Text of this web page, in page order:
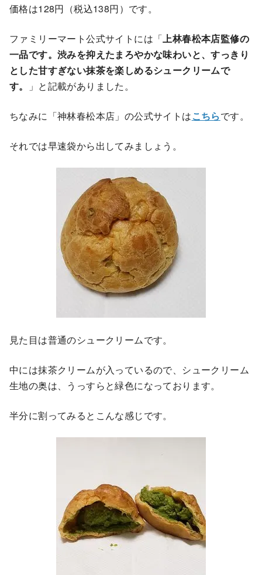
価格は128円（税込138円）です。
ファミリーマート公式サイトには「上林春松本店監修の
一品です。渋みを抑えたまろやかな味わいと、すっきり
とした甘すぎない抹茶を楽しめるシュークリームで
す。
」と記載がありました。
ちなみに「神林春松本店」の公式サイトはこちらです。
それでは早速袋から出してみましょう。
見た目は普通のシュークリームです。
中には抹茶クリームが入っているので、シュークリーム
生地の奥は、うっすらと緑色になっております。
半分に割ってみるとこんな感じです。